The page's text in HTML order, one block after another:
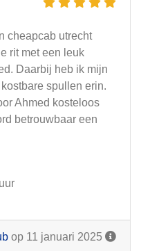
cheapcab utrecht
rit met een leuk
Daarbij heb ik mijn
spullen erin.
Ahmed kosteloos
betrouwbaar een
op 11 januari 2025